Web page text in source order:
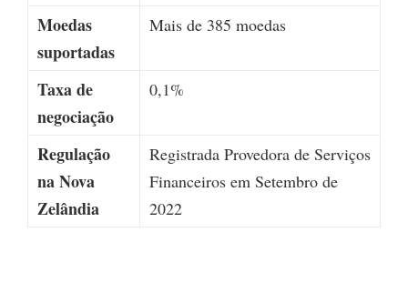
Moedas
suportadas
Mais de 385 moedas
Taxa de
negociação
0,1%
Regulação
na Nova
Zelândia
Registrada Provedora de Serviços
Financeiros em Setembro de
2022